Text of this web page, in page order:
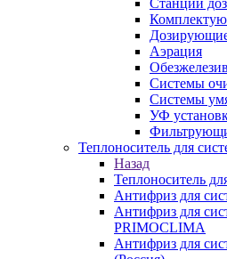
Станции
Аэрация
Системы
Системы
УФ
Теплоноситель для
Назад
Теплоноситель
Антифриз для
Антифриз для
PRIMOCLIMA
Антифриз для